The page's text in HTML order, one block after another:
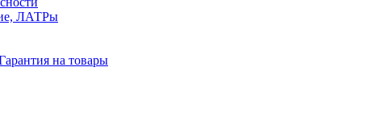
ЛАТРы
на товары